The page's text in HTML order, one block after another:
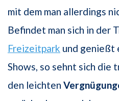
mit dem man allerdings
Befindet man sich in der
Freizeitpark und genießt
Shows, so sehnt sich die
den leichten